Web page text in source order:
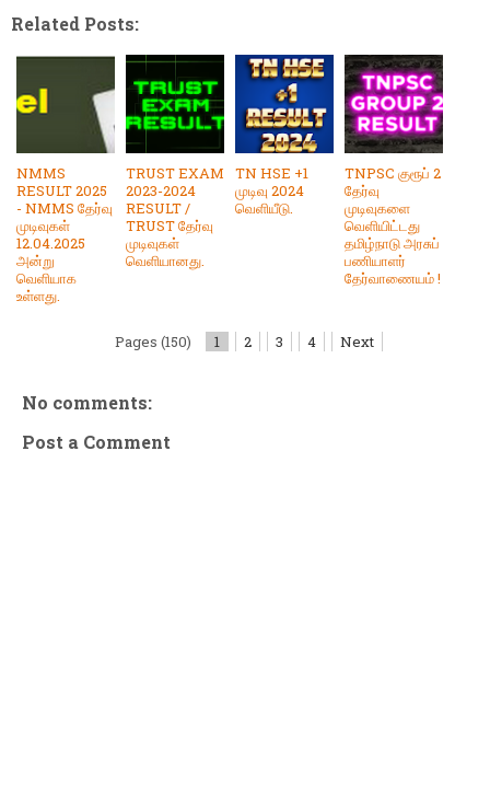
Related Posts:
NMMS
RESULT 2025
- NMMS தேர்வு
முடிவுகள்
12.04.2025
அன்று
வெளியாக
உள்ளது.
TRUST EXAM
2023-2024
RESULT /
TRUST தேர்வு
முடிவுகள்
வெளியானது.
TN HSE +1
முடிவு 2024
வெளியீடு.
TNPSC குரூப் 2
தேர்வு
முடிவுகளை
வெளியிட்டது
தமிழ்நாடு அரசுப்
பணியாளர்
தேர்வாணையம் !
Pages (150) 1 2 3 4 Next
No comments:
Post a Comment